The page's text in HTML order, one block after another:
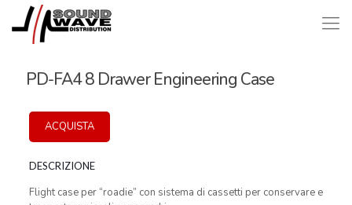
PD-FA4 8 Drawer Engineering Case
ACQUISTA
DESCRIZIONE
Flight case per “roadie” con sistema di cassetti per conservare e